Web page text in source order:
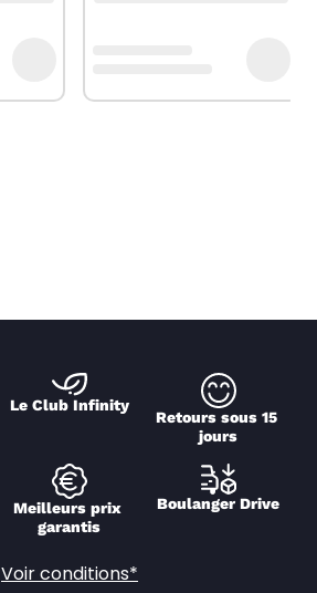
Le Club Infinity
Retours sous 15
jours
Meilleurs prix
garantis
Boulanger Drive
Voir conditions*